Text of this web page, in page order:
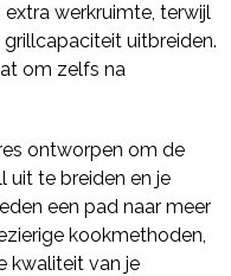
werkruimte, terwijl
uitbreiden.
om zelfs na
ontworpen om de
uit te breiden en je
een pad naar meer
kookmethoden,
kwaliteit van je